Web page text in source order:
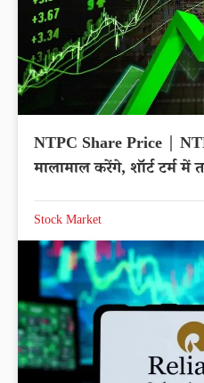
NTPC Share Price |
मालामाल करेंगे, शॉर्ट टर्म में
Stock Market